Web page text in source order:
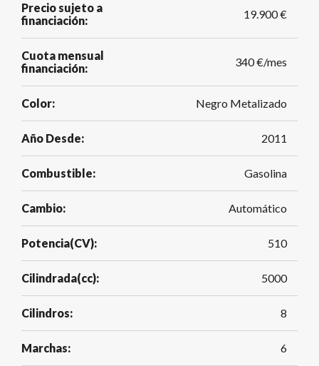
Precio sujeto a
financiación:
19.900 €
Cuota mensual
financiación:
340 €/mes
Color: Negro Metalizado
Año Desde: 2011
Combustible: Gasolina
Cambio: Automático
Potencia(CV): 510
Cilindrada(cc): 5000
Cilindros: 8
Marchas: 6